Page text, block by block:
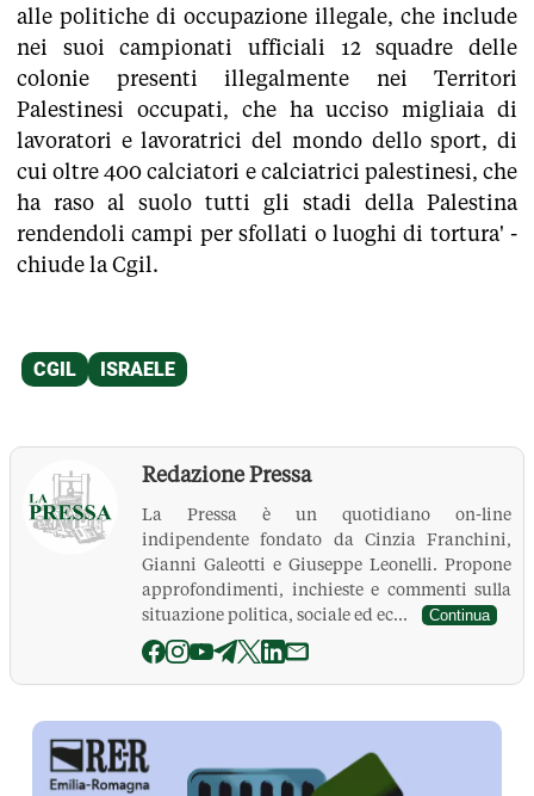
alle politiche di occupazione illegale, che include
nei suoi campionati ufficiali 12 squadre delle
colonie presenti illegalmente nei Territori
Palestinesi occupati, che ha ucciso migliaia di
lavoratori e lavoratrici del mondo dello sport, di
cui oltre 400 calciatori e calciatrici palestinesi, che
ha raso al suolo tutti gli stadi della Palestina
rendendoli campi per sfollati o luoghi di tortura' -
chiude la Cgil.
Redazione Pressa
La Pressa è un quotidiano on-line
indipendente fondato da Cinzia Franchini,
Gianni Galeotti e Giuseppe Leonelli. Propone
approfondimenti, inchieste e commenti sulla
situazione politica, sociale ed ec...
Continua
La Pressa